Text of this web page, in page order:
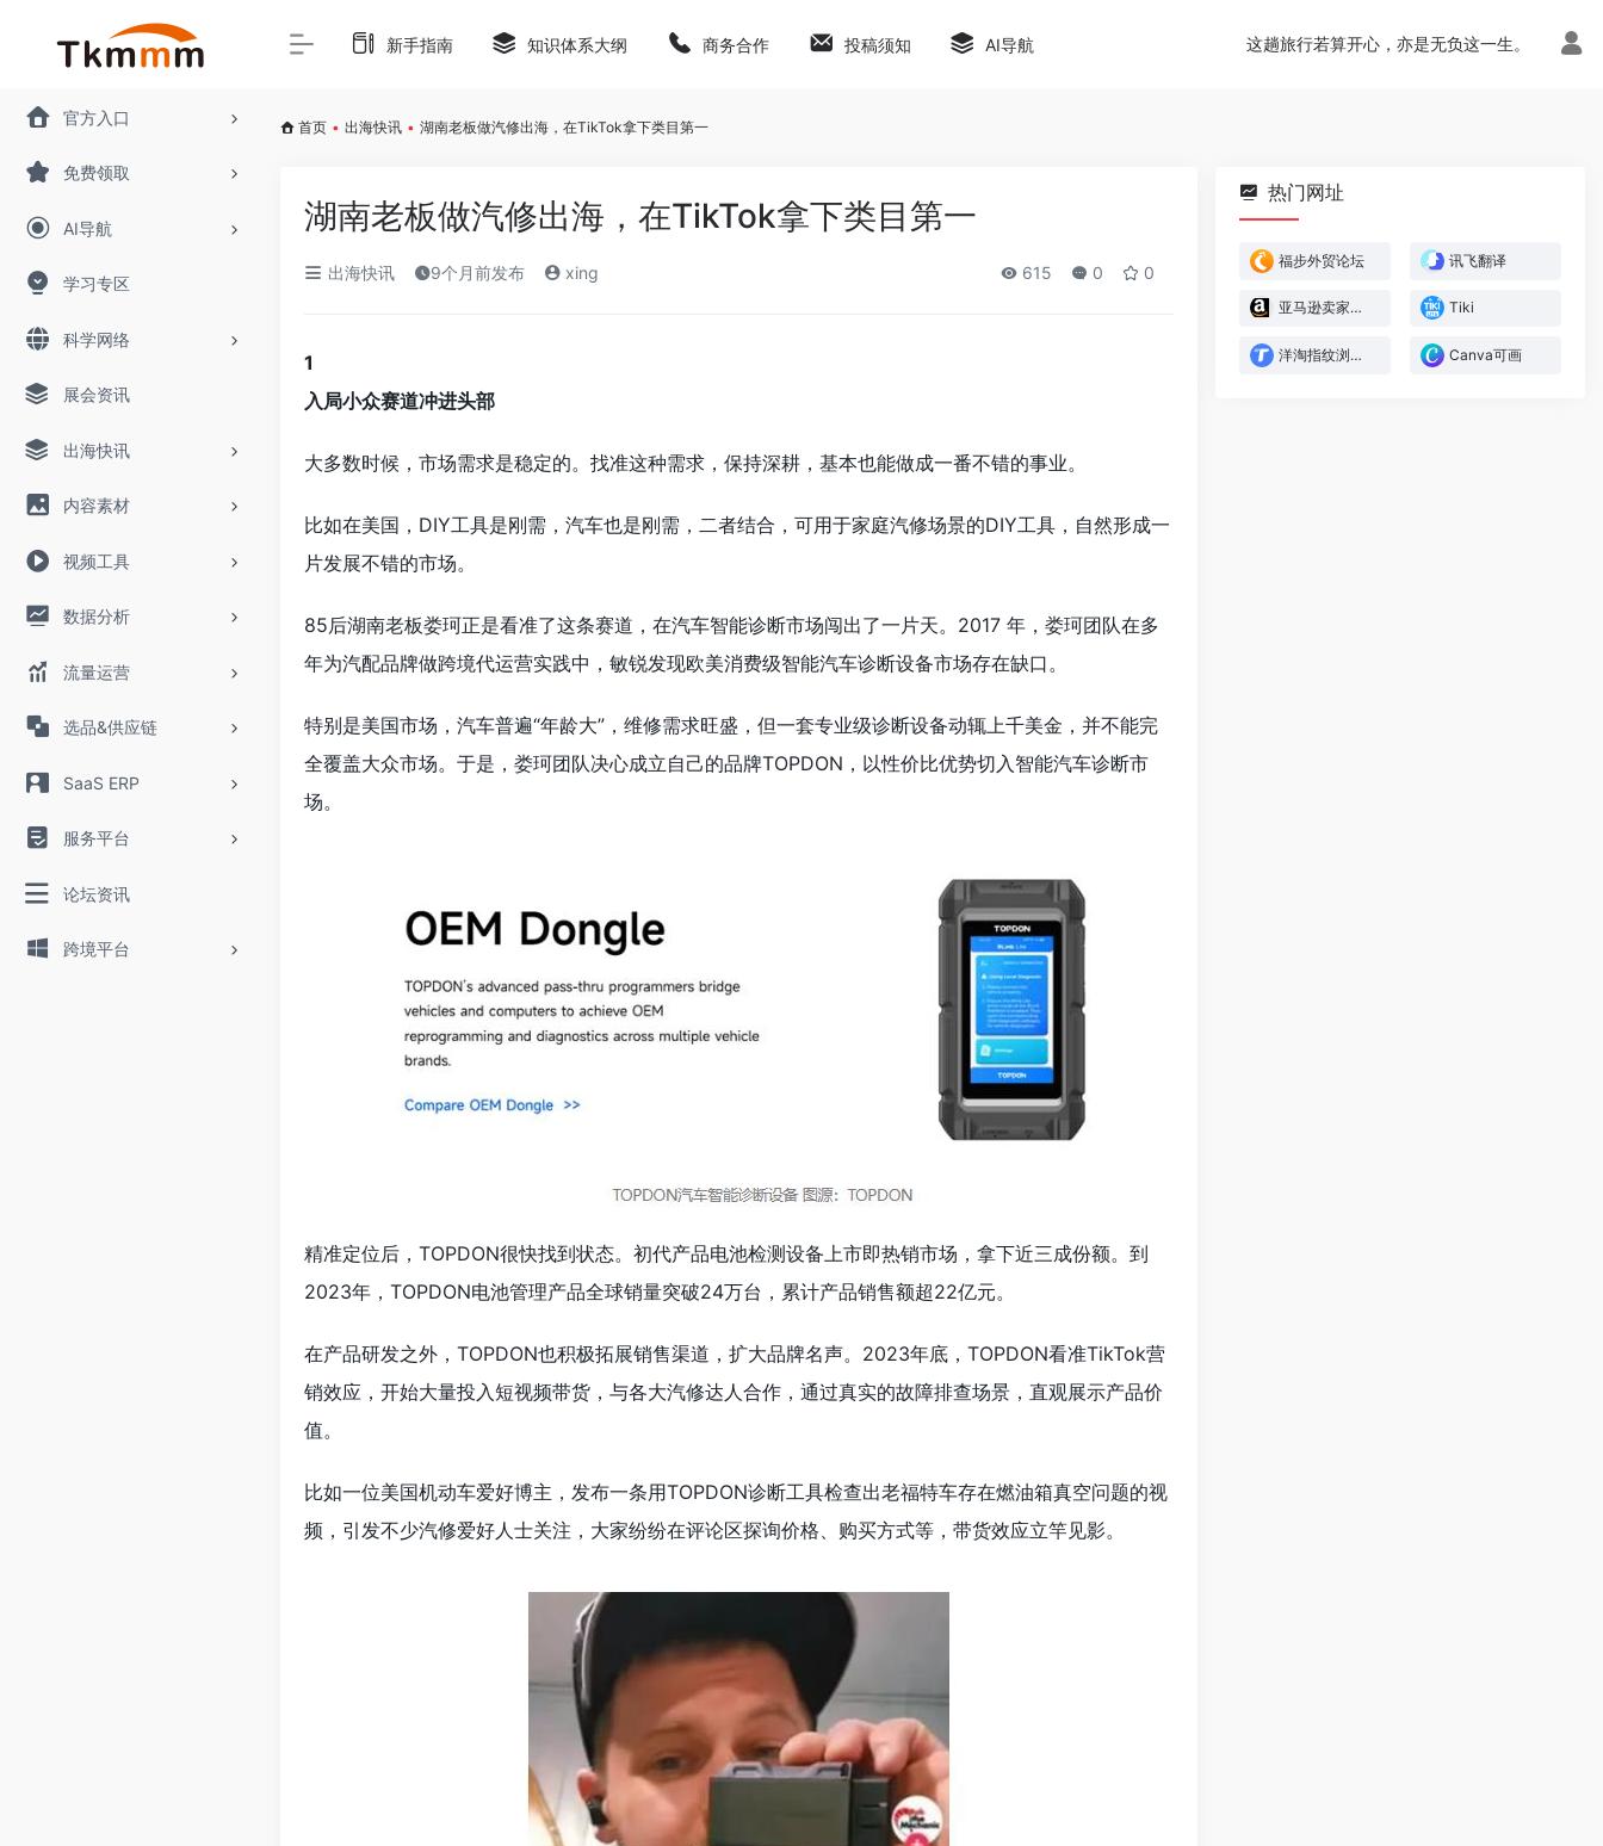
官方入口
免费领取
AI导航
学习专区
科学网络
展会资讯
出海快讯
内容素材
视频工具
数据分析
流量运营
选品&供应链
SaaS ERP
服务平台
论坛资讯
跨境平台
新手指南 知识体系大纲 商务合作 投稿须知 AI导航 这趟旅行若算开心，亦是无负这一生。
首页 • 出海快讯 • 湖南老板做汽修出海，在TikTok拿下类目第一
湖南老板做汽修出海，在TikTok拿下类目第一
出海快讯 9个月前发布 xing 615 0 0
1
入局小众赛道冲进头部
大多数时候，市场需求是稳定的。找准这种需求，保持深耕，基本也能做成一番不错的事业。
比如在美国，DIY工具是刚需，汽车也是刚需，二者结合，可用于家庭汽修场景的DIY工具，自然形成一
片发展不错的市场。
85后湖南老板娄珂正是看准了这条赛道，在汽车智能诊断市场闯出了一片天。2017 年，娄珂团队在多
年为汽配品牌做跨境代运营实践中，敏锐发现欧美消费级智能汽车诊断设备市场存在缺口。
特别是美国市场，汽车普遍“年龄大”，维修需求旺盛，但一套专业级诊断设备动辄上千美金，并不能完
全覆盖大众市场。于是，娄珂团队决心成立自己的品牌TOPDON，以性价比优势切入智能汽车诊断市
场。
精准定位后，TOPDON很快找到状态。初代产品电池检测设备上市即热销市场，拿下近三成份额。到
2023年，TOPDON电池管理产品全球销量突破24万台，累计产品销售额超22亿元。
在产品研发之外，TOPDON也积极拓展销售渠道，扩大品牌名声。2023年底，TOPDON看准TikTok营
销效应，开始大量投入短视频带货，与各大汽修达人合作，通过真实的故障排查场景，直观展示产品价
值。
比如一位美国机动车爱好博主，发布一条用TOPDON诊断工具检查出老福特车存在燃油箱真空问题的视
频，引发不少汽修爱好人士关注，大家纷纷在评论区探询价格、购买方式等，带货效应立竿见影。
热门网址
福步外贸论坛 讯飞翻译
亚马逊卖家官方论坛 Tiki
洋淘指纹浏览器 Canva可画